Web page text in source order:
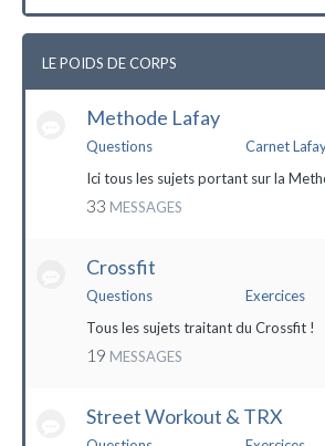
LE POIDS DE CORPS
Methode Lafay
Questions
Carnet
Ici tous les sujets portant sur la
33 MESSAGES
Crossfit
Questions
Exercices
Tous les sujets traitant du Crossfit !
19 MESSAGES
Street Workout & TRX